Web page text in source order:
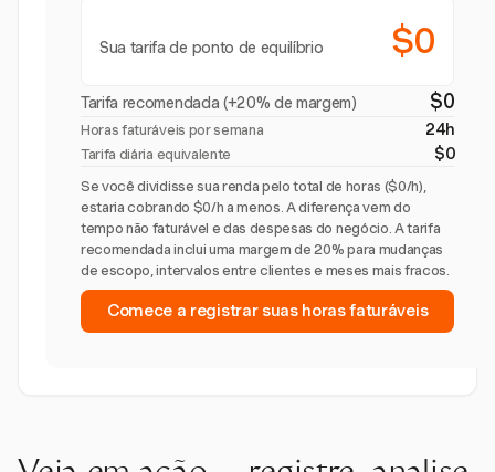
Sua tarifa de ponto de equilíbrio $0
Tarifa recomendada (+20% de margem) $0
Horas faturáveis por semana 24h
Tarifa diária equivalente $0
Se você dividisse sua renda pelo total de horas ($0/h),
estaria cobrando $0/h a menos. A diferença vem do
tempo não faturável e das despesas do negócio. A tarifa
recomendada inclui uma margem de 20% para mudanças
de escopo, intervalos entre clientes e meses mais fracos.
Comece a registrar suas horas faturáveis